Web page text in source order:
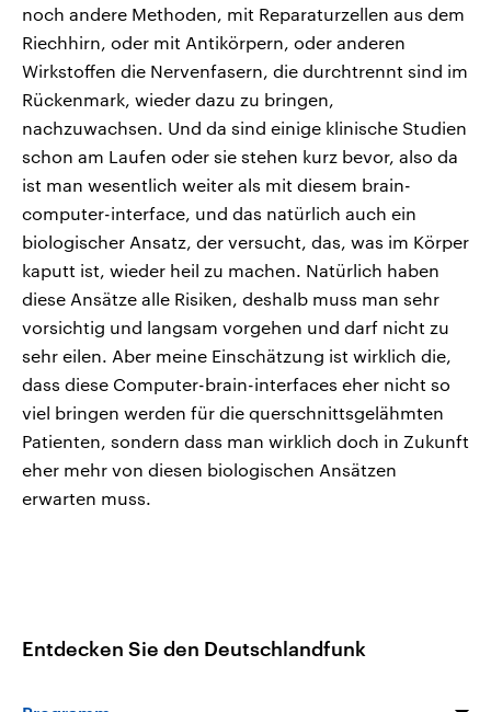
noch andere Methoden, mit Reparaturzellen aus dem
Riechhirn, oder mit Antikörpern, oder anderen
Wirkstoffen die Nervenfasern, die durchtrennt sind im
Rückenmark, wieder dazu zu bringen,
nachzuwachsen. Und da sind einige klinische Studien
schon am Laufen oder sie stehen kurz bevor, also da
ist man wesentlich weiter als mit diesem brain-
computer-interface, und das natürlich auch ein
biologischer Ansatz, der versucht, das, was im Körper
kaputt ist, wieder heil zu machen. Natürlich haben
diese Ansätze alle Risiken, deshalb muss man sehr
vorsichtig und langsam vorgehen und darf nicht zu
sehr eilen. Aber meine Einschätzung ist wirklich die,
dass diese Computer-brain-interfaces eher nicht so
viel bringen werden für die querschnittsgelähmten
Patienten, sondern dass man wirklich doch in Zukunft
eher mehr von diesen biologischen Ansätzen
erwarten muss.
Entdecken Sie den Deutschlandfunk